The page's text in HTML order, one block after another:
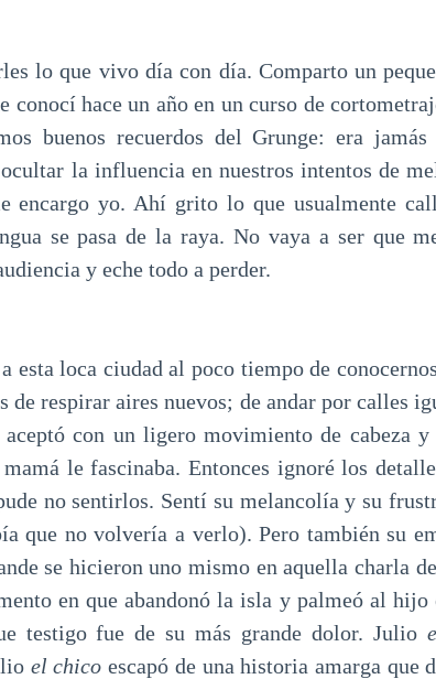
lo que vivo día con día. Comparto un
conocí hace un año en un curso de
buenos recuerdos del Grunge: era
la influencia en nuestros intentos de
encargo yo. Ahí grito lo que usualmente
se pasa de la raya. No vaya a ser que
y eche todo a perder.
esta loca ciudad al poco tiempo de
de respirar aires nuevos; de andar por calles
aceptó con un ligero movimiento de cabeza y
le fascinaba. Entonces ignoré los
no sentirlos. Sentí su melancolía y su
que no volvería a verlo). Pero también su
se hicieron uno mismo en aquella charla
en que abandonó la isla y palmeó al hijo
testigo fue de su más grande dolor. Julio
el chicoescapó de una historia amarga que